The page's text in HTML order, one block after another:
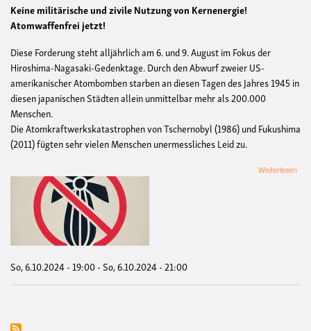
Keine militärische und zivile Nutzung von Kernenergie!
Atomwaffenfrei jetzt!
Diese Forderung steht alljährlich am 6. und 9. August im Fokus der
Hiroshima-Nagasaki-Gedenktage. Durch den Abwurf zweier US-
amerikanischer Atombomben starben an diesen Tagen des Jahres 1945 in
diesen japanischen Städten allein unmittelbar mehr als 200.000
Menschen.
Die Atomkraftwerkskatastrophen von Tschernobyl (1986) und Fukushima
(2011) fügten sehr vielen Menschen unermessliches Leid zu.
Weiterlesen
So, 6.10.2024 - 19:00-So, 6.10.2024 - 21:00